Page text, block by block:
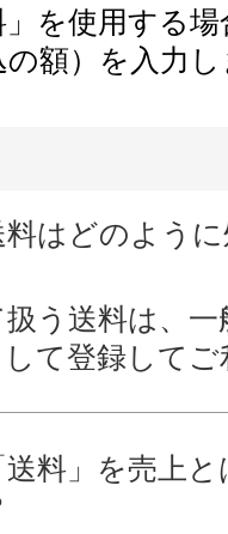
を使用する
額）を入力
はどのよう
う送料は、
て登録して
料」を売上